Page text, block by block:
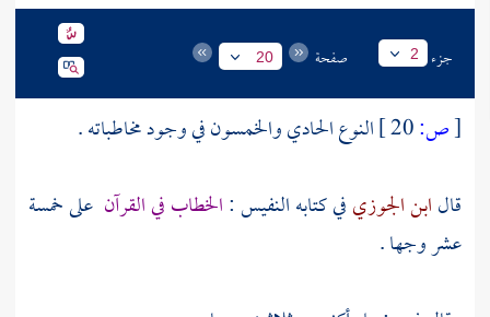
جزء 2 صفحة 20
[ص:
النوع الحادي والخمسون في وجود مخاطباته .
قالابن الجوزيفي كتابه النفيس :الخطاب في القرآن على خمسة
عشر وجها .